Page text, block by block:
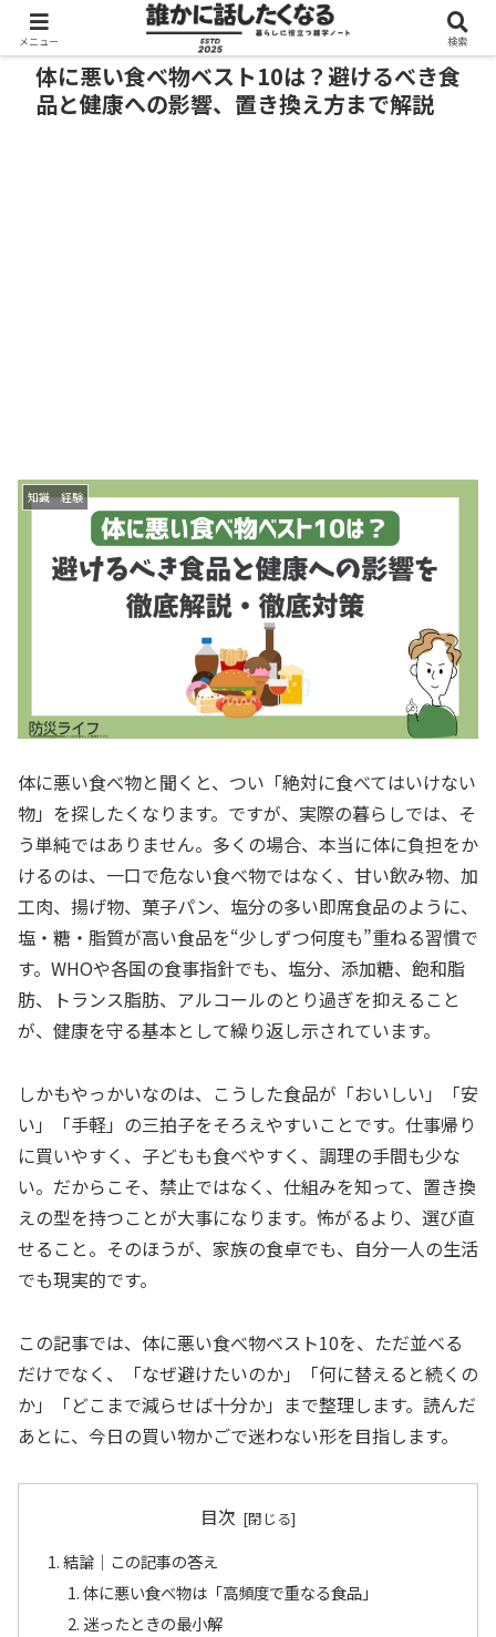
体に悪い食べ物ベスト10は？避けるべき食
品と健康への影響、置き換え方まで解説
知識 経験
体に悪い食べ物と聞くと、つい「絶対に食べてはいけない
物」を探したくなります。ですが、実際の暮らしでは、そ
う単純ではありません。多くの場合、本当に体に負担をか
けるのは、一口で危ない食べ物ではなく、甘い飲み物、加
工肉、揚げ物、菓子パン、塩分の多い即席食品のように、
塩・糖・脂質が高い食品を“少しずつ何度も”重ねる習慣で
す。WHOや各国の食事指針でも、塩分、添加糖、飽和脂
肪、トランス脂肪、アルコールのとり過ぎを抑えること
が、健康を守る基本として繰り返し示されています。
しかもやっかいなのは、こうした食品が「おいしい」「安
い」「手軽」の三拍子をそろえやすいことです。仕事帰り
に買いやすく、子どもも食べやすく、調理の手間も少な
い。だからこそ、禁止ではなく、仕組みを知って、置き換
えの型を持つことが大事になります。怖がるより、選び直
せること。そのほうが、家族の食卓でも、自分一人の生活
でも現実的です。
この記事では、体に悪い食べ物ベスト10を、ただ並べる
だけでなく、「なぜ避けたいのか」「何に替えると続くの
か」「どこまで減らせば十分か」まで整理します。読んだ
あとに、今日の買い物かごで迷わない形を目指します。
目次
結論｜この記事の答え
体に悪い食べ物は「高頻度で重なる食品」
迷ったときの最小解
メニュー 検索